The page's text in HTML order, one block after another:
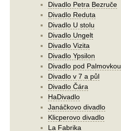
Divadlo Petra Bezruče
Divadlo Reduta
Divadlo U stolu
Divadlo Ungelt
Divadlo Vizita
Divadlo Ypsilon
Divadlo pod Palmovkou
Divadlo v 7 a půl
Divadlo Čára
HaDivadlo
Janáčkovo divadlo
Klicperovo divadlo
La Fabrika